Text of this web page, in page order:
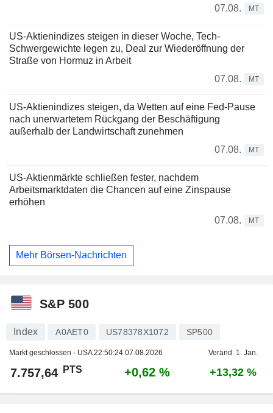
07.08.
MT
US-Aktienindizes steigen in dieser Woche, Tech-
Schwergewichte legen zu, Deal zur Wiederöffnung der
Straße von Hormuz in Arbeit
07.08.
MT
US-Aktienindizes steigen, da Wetten auf eine Fed-Pause
nach unerwartetem Rückgang der Beschäftigung
außerhalb der Landwirtschaft zunehmen
07.08.
MT
US-Aktienmärkte schließen fester, nachdem
Arbeitsmarktdaten die Chancen auf eine Zinspause
erhöhen
07.08.
MT
Mehr Börsen-Nachrichten
S&P 500
Index A0AET0 US78378X1072 SP500
Markt geschlossen - USA22:50:24 07.08.2026 Veränd. 1. Jan.
7.757,64 PTS +0,62 % +13,32 %